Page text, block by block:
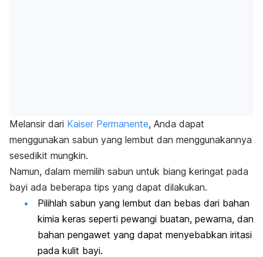
Melansir dari Kaiser Permanente, Anda dapat
menggunakan sabun yang lembut dan menggunakannya
sesedikit mungkin.
Namun, dalam memilih sabun untuk biang keringat pada
bayi ada beberapa tips yang dapat dilakukan.
Pilihlah sabun yang lembut dan bebas dari bahan
kimia keras seperti pewangi buatan, pewarna, dan
bahan pengawet yang dapat menyebabkan iritasi
pada kulit bayi.